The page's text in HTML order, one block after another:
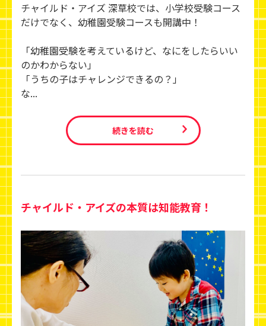
チャイルド・アイズ 深草校では、小学校受験コース
だけでなく、幼稚園受験コースも開講中！
「幼稚園受験を考えているけど、なにをしたらいい
のかわからない」
「うちの子はチャレンジできるの？」
な...
続きを読む
チャイルド・アイズの本質は知能教育！